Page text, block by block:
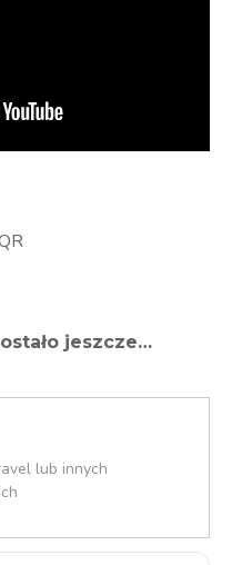
jeszcze…
lub innych